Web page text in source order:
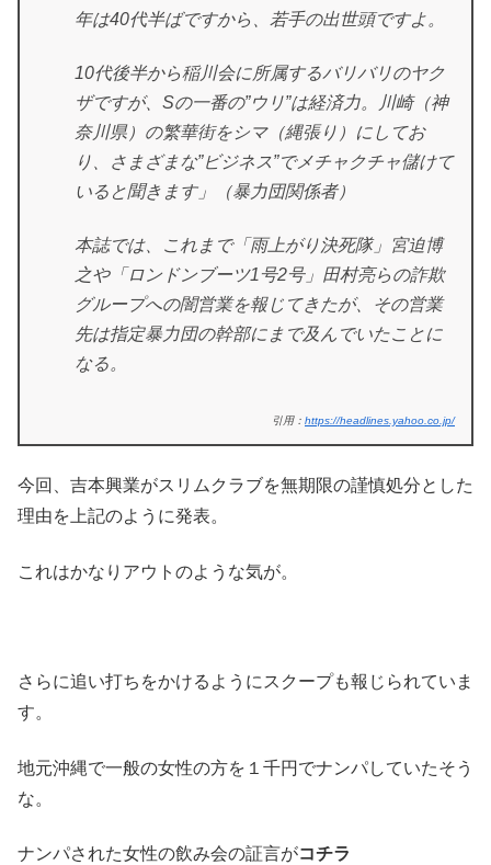
年は40代半ばですから、若手の出世頭ですよ。
10代後半から稲川会に所属するバリバリのヤク
ザですが、Sの一番の”ウリ”は経済力。川崎（神
奈川県）の繁華街をシマ（縄張り）にしてお
り、さまざまな”ビジネス”でメチャクチャ儲けて
いると聞きます」（暴力団関係者）
本誌では、これまで「雨上がり決死隊」 宮迫博
之や「ロンドンブーツ1号2号」 田村亮らの詐欺
グループへの闇営業を報じてきたが、その営業
先は指定暴力団の幹部にまで及んでいたことに
なる。
引用： https://headlines.yahoo.co.jp/
今回、吉本興業がスリムクラブを無期限の謹慎処分とした
理由を上記のように発表。
これはかなりアウトのような気が。
さらに追い打ちをかけるようにスクープも報じられていま
す。
地元沖縄で一般の女性の方を１千円でナンパしていたそう
な。
ナンパされた女性の飲み会の証言がコチラ